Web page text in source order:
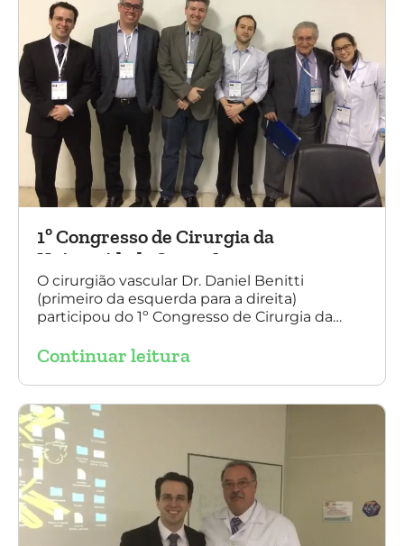
1º Congresso de Cirurgia da
Universidade Santo Amaro
O cirurgião vascular Dr. Daniel Benitti
(primeiro da esquerda para a direita)
participou do 1º Congresso de Cirurgia da
de cirurgia endovascular. O evento também
Amato e do Dr. Adnam Neser.
Continuar leitura